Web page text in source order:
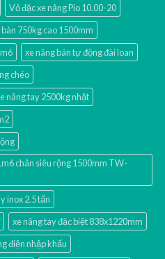
Vỏ đặc xe nâng Pio 10.00-20
750kg cao 1500mm
xe nâng bán tự động đài loan
chéo
nâng tay 2500kg nhật
chân siêu rộng 1500mm TW-
inox 2.5 tấn
xe nâng tay đặc biệt 838x1220mm
điện nhập khấu